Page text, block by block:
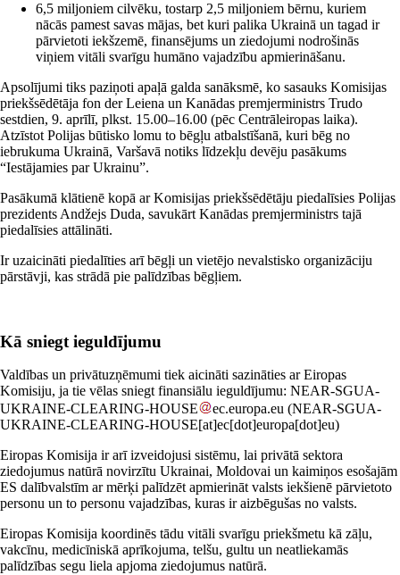
6,5 miljoniem cilvēku, tostarp 2,5 miljoniem bērnu, kuriem
nācās pamest savas mājas, bet kuri palika Ukrainā un tagad ir
pārvietoti iekšzemē, finansējums un ziedojumi nodrošinās
viņiem vitāli svarīgu humāno vajadzību apmierināšanu.
Apsolījumi tiks paziņoti apaļā galda sanāksmē, ko sasauks Komisijas
priekšsēdētāja fon der Leiena un Kanādas premjerministrs Trudo
sestdien, 9. aprīlī, plkst. 15.00–16.00 (pēc Centrāleiropas laika).
Atzīstot Polijas būtisko lomu to bēgļu atbalstīšanā, kuri bēg no
iebrukuma Ukrainā, Varšavā notiks līdzekļu devēju pasākums
“Iestājamies par Ukrainu”.
Pasākumā klātienē kopā ar Komisijas priekšsēdētāju piedalīsies Polijas
prezidents Andžejs Duda, savukārt Kanādas premjerministrs tajā
piedalīsies attālināti.
Ir uzaicināti piedalīties arī bēgļi un vietējo nevalstisko organizāciju
pārstāvji, kas strādā pie palīdzības bēgļiem.
Kā sniegt ieguldījumu
Valdības un privātuzņēmumi tiek aicināti sazināties ar Eiropas
Komisiju, ja tie vēlas sniegt finansiālu ieguldījumu: NEAR-SGUA-
UKRAINE-CLEARING-HOUSE
ec.europa.eu (NEAR-SGUA-
UKRAINE-CLEARING-HOUSE[at]ec[dot]europa[dot]eu)
Eiropas Komisija ir arī izveidojusi sistēmu, lai privātā sektora
ziedojumus natūrā novirzītu Ukrainai, Moldovai un kaimiņos esošajām
ES dalībvalstīm ar mērķi palīdzēt apmierināt valsts iekšienē pārvietoto
personu un to personu vajadzības, kuras ir aizbēgušas no valsts.
Eiropas Komisija koordinēs tādu vitāli svarīgu priekšmetu kā zāļu,
vakcīnu, medicīniskā aprīkojuma, telšu, gultu un neatliekamās
palīdzības segu liela apjoma ziedojumus natūrā.